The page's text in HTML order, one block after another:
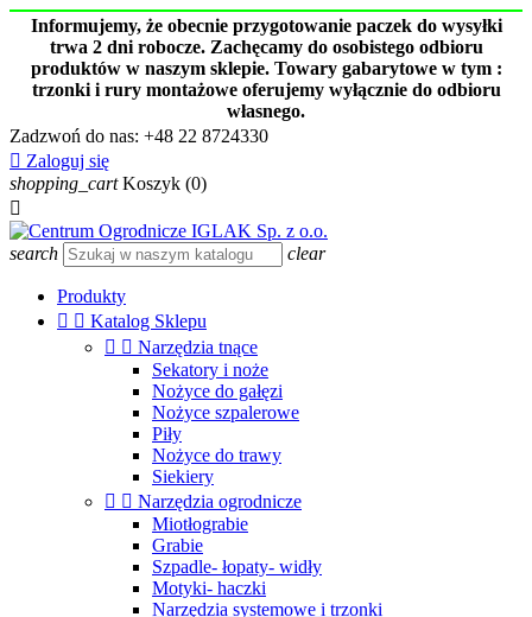
Informujemy, że obecnie przygotowanie paczek do wysyłki
trwa 2 dni robocze. Zachęcamy do osobistego odbioru
produktów w naszym sklepie. Towary gabarytowe w tym :
trzonki i rury montażowe oferujemy wyłącznie do odbioru
własnego.
Zadzwoń do nas: +48 22 8724330
 Zaloguj się
shopping_cart Koszyk (0)

search clear
Produkty
  Katalog Sklepu
  Narzędzia tnące
Sekatory i noże
Nożyce do gałęzi
Nożyce szpalerowe
Piły
Nożyce do trawy
Siekiery
  Narzędzia ogrodnicze
Miotłograbie
Grabie
Szpadle- łopaty- widły
Motyki- haczki
Narzędzia systemowe i trzonki